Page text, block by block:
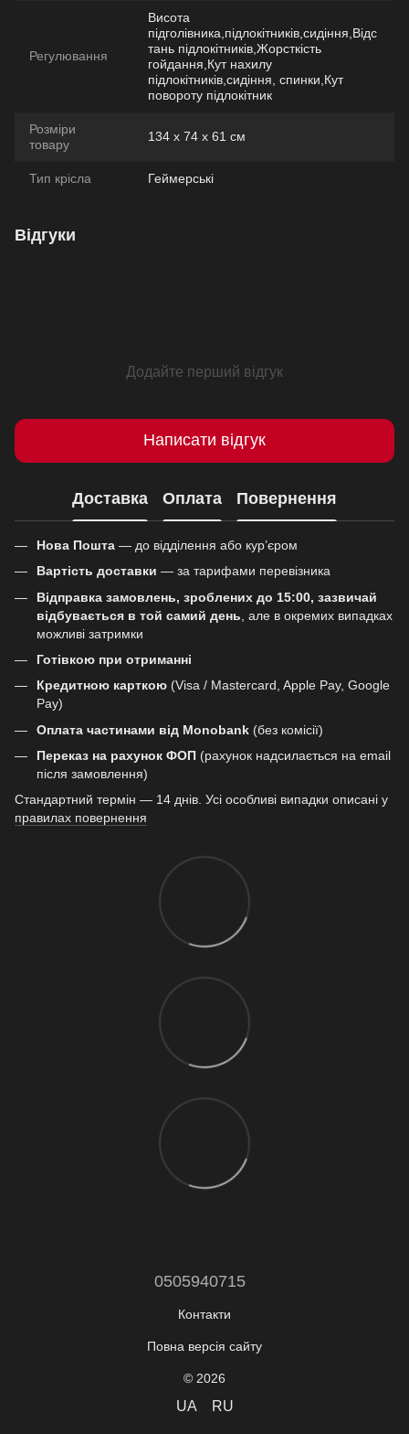
Регулювання
Висота
підголівника,підлокітників,сидіння,Відс
тань підлокітників,Жорсткість
гойдання,Кут нахилу
підлокітників,сидіння, спинки,Кут
повороту підлокітник
Розміри
товару
134 х 74 х 61 см
Тип крісла Геймерські
Відгуки
Додайте перший відгук
Написати відгук
Доставка Оплата Повернення
Нова Пошта — до відділення або кур’єром
Вартість доставки — за тарифами перевізника
Відправка замовлень, зроблених до 15:00, зазвичай
відбувається в той самий день , але в окремих випадках
можливі затримки
Готівкою при отриманні
Кредитною карткою (Visa / Mastercard, Apple Pay, Google
Pay)
Оплата частинами від Monobank (без комісії)
Переказ на рахунок ФОП (рахунок надсилається на email
після замовлення)
Стандартний термін — 14 днів. Усі особливі випадки описані у
правилах повернення
0505940715
Контакти
Повна версія сайту
© 2026
UA RU